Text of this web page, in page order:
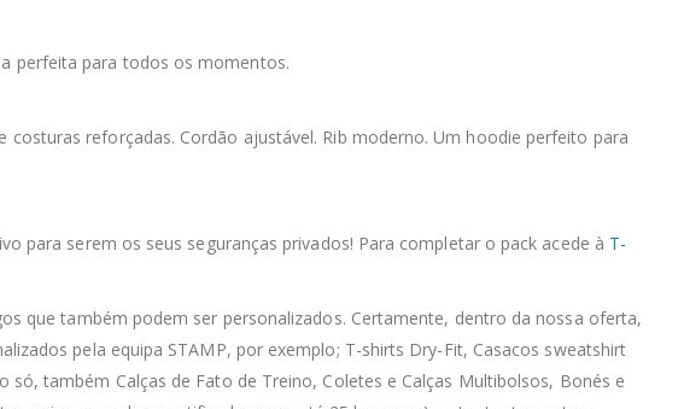
perfeita para todos os momentos.
reforçadas. Cordão ajustável. Rib moderno. Um hoodie perfeito para
para serem os seus seguranças privados! Para completar o pack acede à T-
que também podem ser personalizados. Certamente, dentro da nossa oferta,
pela equipa STAMP, por exemplo; T-shirts Dry-Fit, Casacos sweatshirt
também Calças de Fato de Treino, Coletes e Calças Multibolsos, Bonés e